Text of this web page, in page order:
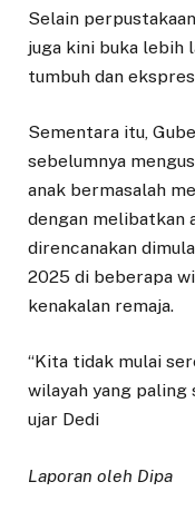
Selain
juga kini buka lebih
tumbuh dan
Sementara itu,
sebelumnya
anak bermasalah
dengan melibatkan
direncanakan
2025 di beberapa
kenakalan remaja.
“Kita tidak mulai
wilayah yang paling
ujar Dedi
Laporan oleh Dipa